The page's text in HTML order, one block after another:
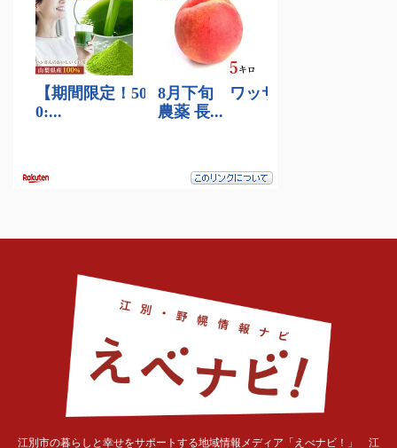
江別市の暮らしと幸せをサポートする地域情報メディア「えべナビ！」 江